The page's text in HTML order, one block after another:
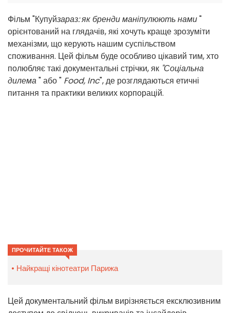
Фільм "Купуйзараз: як бренди маніпулюють нами"
орієнтований на глядачів, які хочуть краще зрозуміти
механізми, що керують нашим суспільством
споживання. Цей фільм буде особливо цікавий тим, хто
полюбляє такі документальні стрічки, як "Соціальна
дилема" або " Food, Inc", де розглядаються етичні
питання та практики великих корпорацій.
ПРОЧИТАЙТЕ ТАКОЖ
Найкращі кінотеатри Парижа
Цей документальний фільм вирізняється ексклюзивним